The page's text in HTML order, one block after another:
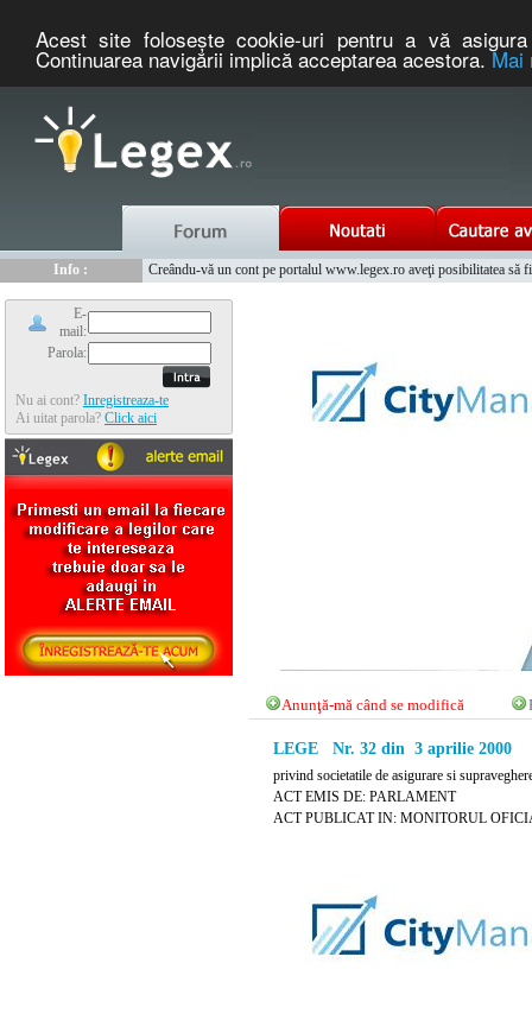
Acest site foloseşte cookie-uri pentru a vă
Continuarea navigării implică acceptarea acestora.Mai
Info :
www.tntauto.ro - Managementul Integrat al Parcului Auto
E-
mail:
Parola:
Nu ai cont? Inregistreaza-te
Ai uitat parola? Click aici
Anunţă-mă când se modifică
LEGE Nr. 32 din 3 aprilie 2000
privind societatile de asigurare si
ACT EMIS DE: PARLAMENT
ACT PUBLICAT IN: MONITORUL